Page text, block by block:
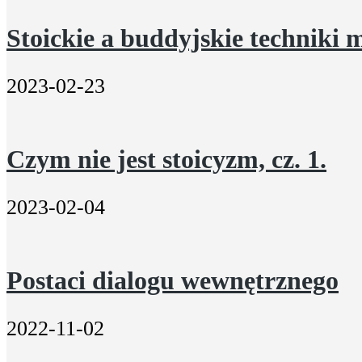
Stoickie a buddyjskie techniki
2023-02-23
Czym nie jest stoicyzm, cz. 1.
2023-02-04
Postaci dialogu wewnętrznego
2022-11-02